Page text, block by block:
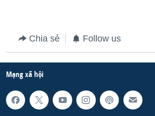
Chia sẻ Follow us
Mạng xã hội